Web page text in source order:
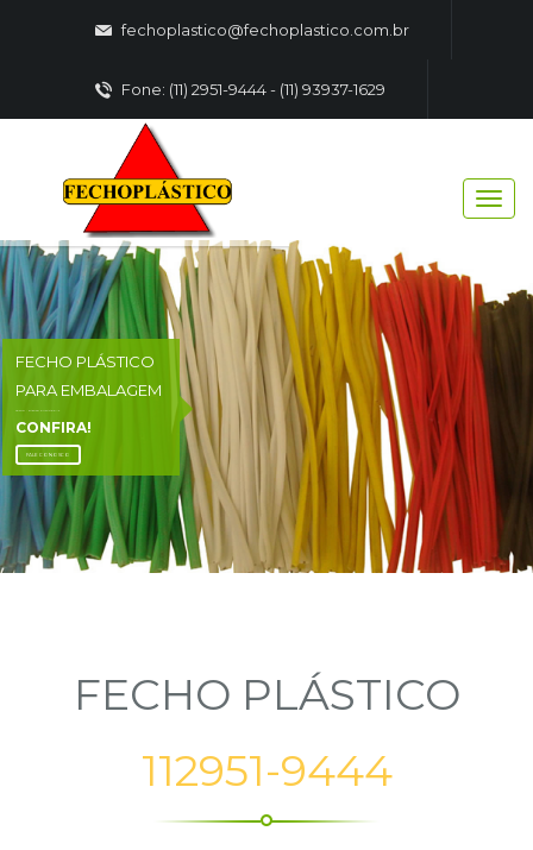
fechoplastico@fechoplastico.com.br
Fone: (11) 2951-9444 - (11) 93937-1629
FECHO PLÁSTICO
PARA EMBALAGEM
CONFIRA!
FALE CONOSCO
FECHO PLÁSTICO
112951-9444